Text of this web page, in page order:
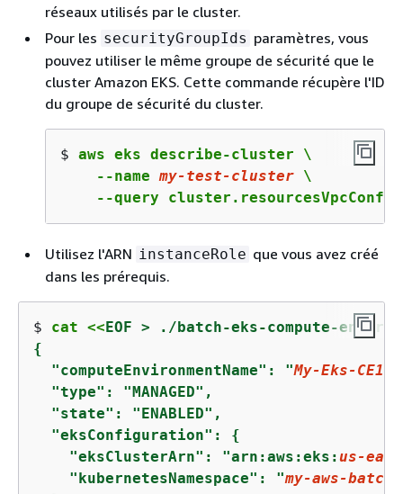
réseaux utilisés par le cluster.
Pour les securityGroupIds paramètres, vous
pouvez utiliser le même groupe de sécurité que le
cluster Amazon EKS. Cette commande récupère l'ID
du groupe de sécurité du cluster.
$ aws eks describe-cluster \
    --name
my-test-cluster \
--query
Utilisez l'ARN instanceRole que vous avez créé
dans les prérequis.
$ cat <<
{
  "computeEnvironmentName": "
My-Eks-CE1
  "type": "MANAGED",
  "state": "ENABLED",
  "eksConfiguration":
{
    "eksClusterArn": "arn:aws:eks:
us-
    "kubernetesNamespace": "
my-aws-batch-